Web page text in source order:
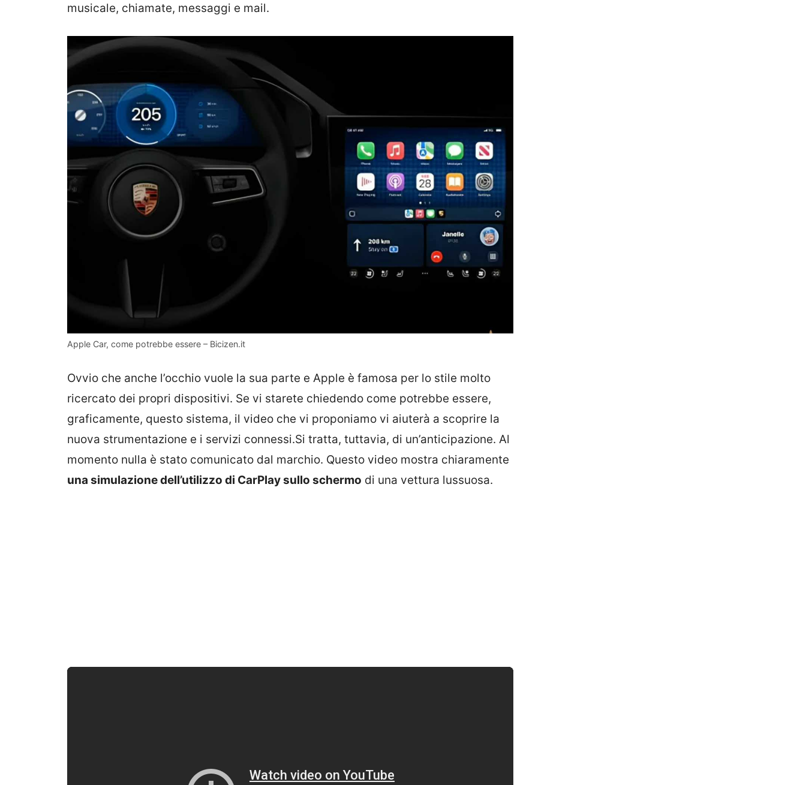
musicale, chiamate, messaggi e mail.
Apple Car, come potrebbe essere – Bicizen.it
Ovvio che anche l’occhio vuole la sua parte e Apple è famosa per lo stile molto
ricercato dei propri dispositivi. Se vi starete chiedendo come potrebbe essere,
graficamente, questo sistema, il video che vi proponiamo vi aiuterà a scoprire la
nuova strumentazione e i servizi connessi.Si tratta, tuttavia, di un’anticipazione. Al
momento nulla è stato comunicato dal marchio. Questo video mostra chiaramente
una simulazione dell’utilizzo di CarPlay sullo schermo di una vettura lussuosa.